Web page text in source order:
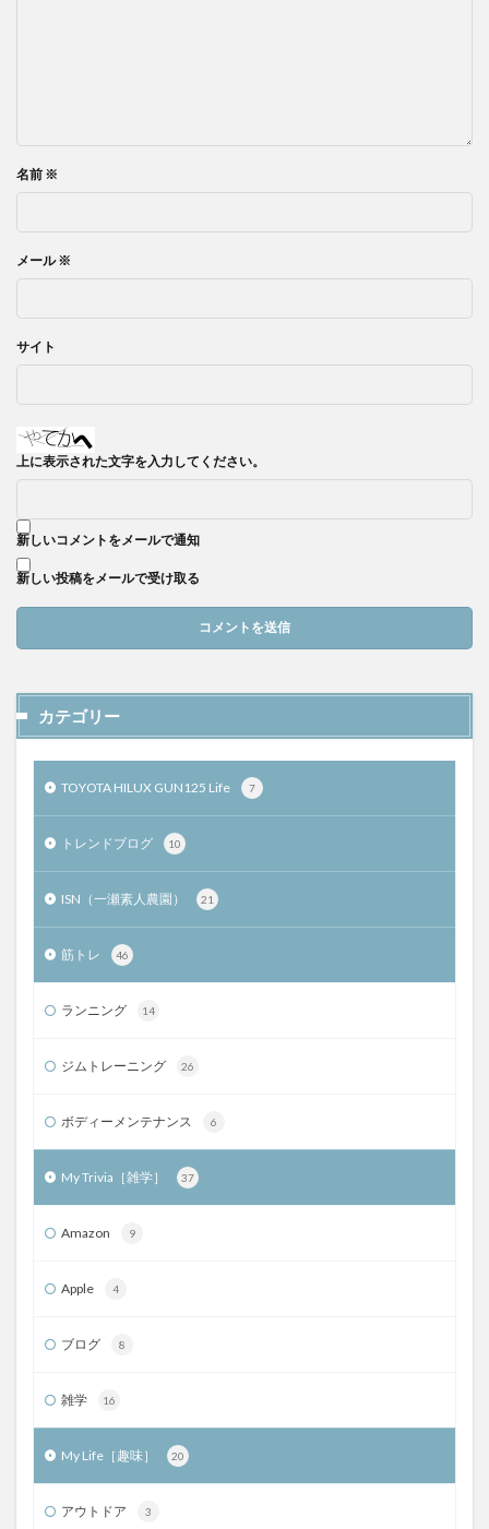
名前 ※
メール※
サイト
上に表示された文字を入力してください。
新しいコメントをメールで通知
新しい投稿をメールで受け取る
カテゴリー
TOYOTA HILUX GUN125 Life 7
トレンドブログ 10
ISN（一瀬素人農園） 21
筋トレ 46
ランニング 14
ジムトレーニング 26
ボディーメンテナンス 6
My Trivia［雑学］ 37
Amazon 9
Apple 4
ブログ 8
雑学 16
My Life［趣味］ 20
アウトドア 3